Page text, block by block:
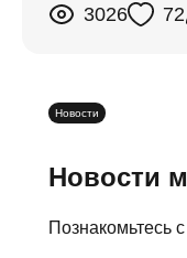
3026 72
Новости
Новости
Познакомьтесь